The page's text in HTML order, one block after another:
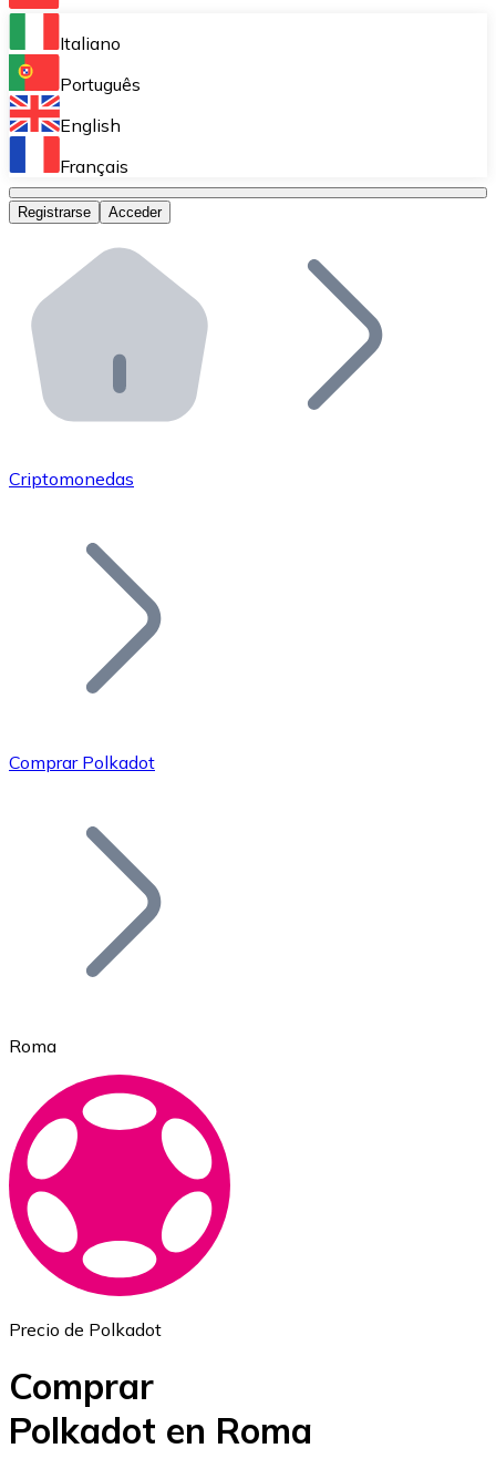
Bitnovo Ramp
Integra nuestra solución en tu plataforma.
Bitnovo Giftcards
Bitnovo OTC
Bitnovo ATM
Integra un ATM Bitnovo en tu negocio y permite que
Bitnovo API
Integra nuestra API en tu ecosistema.
Únete a nuestra red de distribuidores.
Añade tu proyecto a nuestro ecosistema.
Bitcoin
Ethereum
ETH
Italiano
Português
English
Français
Registrarse Acceder
Criptomonedas
Comprar Polkadot
Roma
Precio de Polkadot
Comprar
Polkadot en Roma